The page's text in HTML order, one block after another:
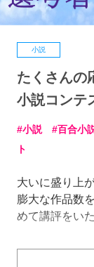
小説
たくさんの
小説コンテ
小説 百合小
ト
大いに盛り上
膨大な作品数
めて講評をい
受賞作だけで